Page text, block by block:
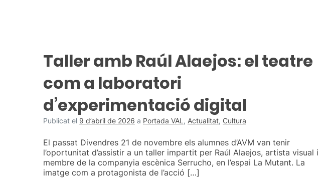
Taller amb Raúl Alaejos: el teatre
com a laboratori
d’experimentació digital
Publicat el 9 d’abril de 2026 a Portada VAL , Actualitat, Cultura
El passat Divendres 21 de novembre els alumnes d’AVM van tenir
l’oportunitat d’assistir a un taller impartit per Raúl Alaejos, artista visual i
membre de la companyia escènica Serrucho, en l’espai La Mutant. La
imatge com a protagonista de l’acció […]